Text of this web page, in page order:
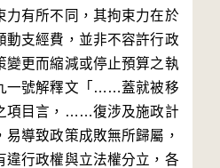
力有所不同，其拘束力在於
動支經費，並非不容許行政
變更而縮減或停止預算之執
一號解釋文「……蓋就被移
項目言，……復涉及施政計
導致政策成敗無所歸屬，
違行政權與立法權分立，各